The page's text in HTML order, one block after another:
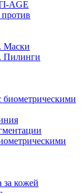
AGE
Маски
Пилинги
биометрическими
за кожей